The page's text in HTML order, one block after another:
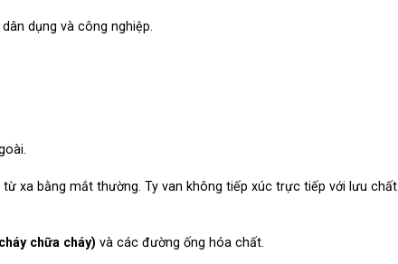
dụng và công nghiệp.
xa bằng mắt thường. Ty van không tiếp xúc trực tiếp với lưu chất
chữa cháy) và các đường ống hóa chất.